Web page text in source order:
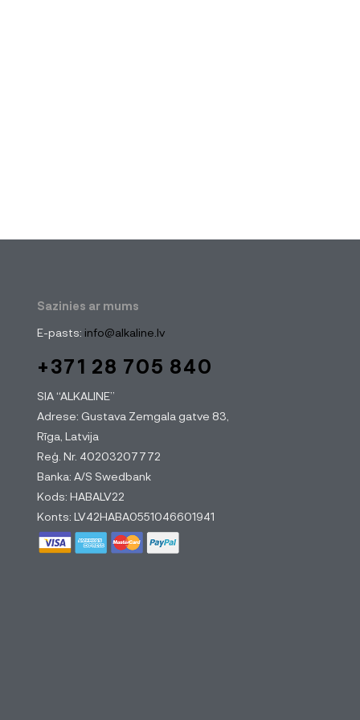
Sazinies ar mums
E-pasts: info@alkaline.lv
+371 28 705 840
SIA “ALKALINE”
Adrese: Gustava Zemgala gatve 83,
Rīga, Latvija
Reģ. Nr. 40203207772
Banka: A/S Swedbank
Kods: HABALV22
Konts: LV42HABA0551046601941